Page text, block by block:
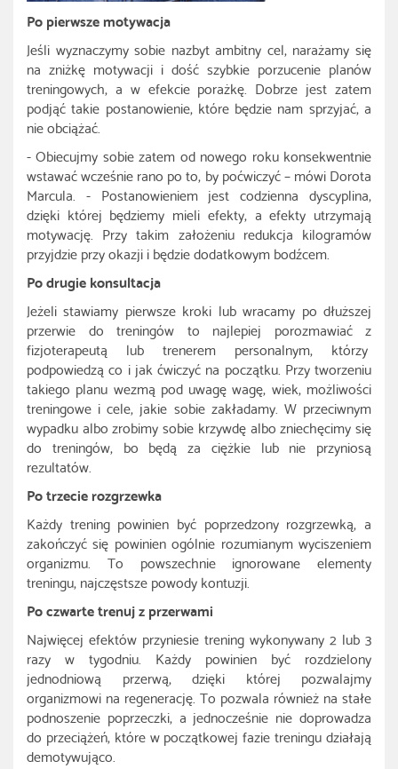
Po pierwsze motywacja
Jeśli wyznaczymy sobie nazbyt ambitny cel, narażamy się
na zniżkę motywacji i dość szybkie porzucenie planów
treningowych, a w efekcie porażkę. Dobrze jest zatem
podjąć takie postanowienie, które będzie nam sprzyjać, a
nie obciążać.
- Obiecujmy sobie zatem od nowego roku konsekwentnie
wstawać wcześnie rano po to, by poćwiczyć – mówi Dorota
Marcula. - Postanowieniem jest codzienna dyscyplina,
dzięki której będziemy mieli efekty, a efekty utrzymają
motywację. Przy takim założeniu redukcja kilogramów
przyjdzie przy okazji i będzie dodatkowym bodźcem.
Po drugie konsultacja
Jeżeli stawiamy pierwsze kroki lub wracamy po dłuższej
przerwie do treningów to najlepiej porozmawiać z
fizjoterapeutą lub trenerem personalnym, którzy
podpowiedzą co i jak ćwiczyć na początku. Przy tworzeniu
takiego planu wezmą pod uwagę wagę, wiek, możliwości
treningowe i cele, jakie sobie zakładamy. W przeciwnym
wypadku albo zrobimy sobie krzywdę albo zniechęcimy się
do treningów, bo będą za ciężkie lub nie przyniosą
rezultatów.
Po trzecie rozgrzewka
Każdy trening powinien być poprzedzony rozgrzewką, a
zakończyć się powinien ogólnie rozumianym wyciszeniem
organizmu. To powszechnie ignorowane elementy
treningu, najczęstsze powody kontuzji.
Po czwarte trenuj z przerwami
Najwięcej efektów przyniesie trening wykonywany 2 lub 3
razy w tygodniu. Każdy powinien być rozdzielony
jednodniową przerwą, dzięki której pozwalajmy
organizmowi na regenerację. To pozwala również na stałe
podnoszenie poprzeczki, a jednocześnie nie doprowadza
do przeciążeń, które w początkowej fazie treningu działają
demotywująco.